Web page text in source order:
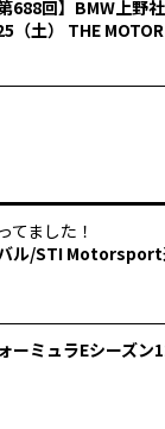
第688回】BMW上野
（土） THE
てました！
ル/STI Motorsport
ーミュラEシーズン